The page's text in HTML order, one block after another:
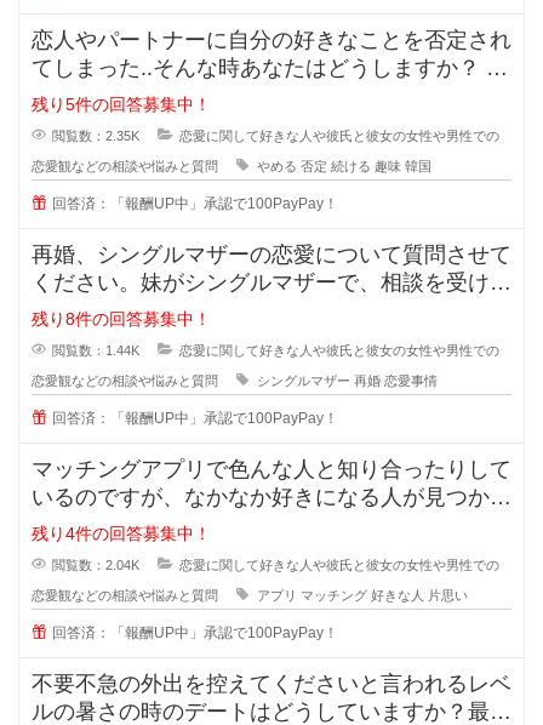
恋人やパートナーに自分の好きなことを否定され
てしまった..そんな時あなたはどうしますか？ 私
は元々韓国が好きで、韓
残り5件の回答募集中！
閲覧数：2.35K 恋愛に関して好きな人や彼氏と彼女の女性や男性での
恋愛観などの相談や悩みと質問 やめる 否定 続ける 趣味 韓国
回答済：「報酬UP中」承認で100PayPay！
再婚、シングルマザーの恋愛について質問させて
ください。妹がシングルマザーで、相談を受けた
のですが私も悩んでおり、皆さんの
残り8件の回答募集中！
閲覧数：1.44K 恋愛に関して好きな人や彼氏と彼女の女性や男性での
恋愛観などの相談や悩みと質問 シングルマザー 再婚 恋愛事情
回答済：「報酬UP中」承認で100PayPay！
マッチングアプリで色んな人と知り合ったりして
いるのですが、なかなか好きになる人が見つかり
ません。 好きになる人って
残り4件の回答募集中！
閲覧数：2.04K 恋愛に関して好きな人や彼氏と彼女の女性や男性での
恋愛観などの相談や悩みと質問 アプリ マッチング 好きな人 片思い
回答済：「報酬UP中」承認で100PayPay！
不要不急の外出を控えてくださいと言われるレベ
ルの暑さの時のデートはどうしていますか？最近